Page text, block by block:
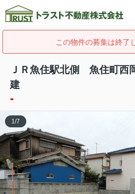
この物件の募集は終了
ＪＲ魚住駅北側 魚住町
建
-
1/7